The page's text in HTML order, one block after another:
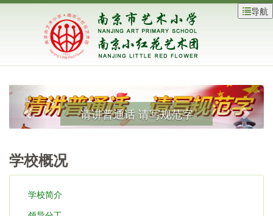
导航
请讲普通话 请写规范字
学校概况
学校简介